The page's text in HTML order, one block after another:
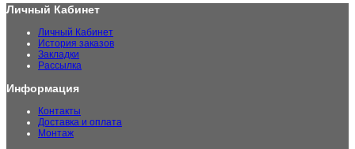
Личный Кабинет
Личный Кабинет
История заказов
Закладки
Рассылка
Информация
Контакты
Доставка и оплата
Монтаж